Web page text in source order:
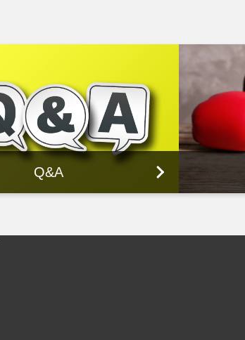
Q&A